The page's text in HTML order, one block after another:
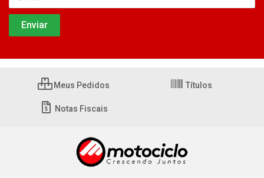
Meus Pedidos Títulos
Notas Fiscais